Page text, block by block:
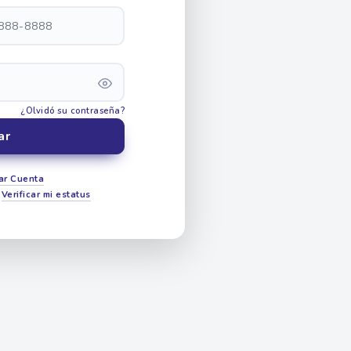
¿Olvidó su contraseña?
Cuenta
Verificar mi estatus